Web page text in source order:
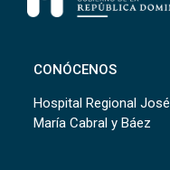
CONÓCENOS
Hospital Regional José
María Cabral y Báez